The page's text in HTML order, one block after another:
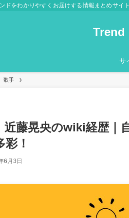
ドをわかりやすくお届けする情報まとめサイ
Trend
サ
歌手
近藤晃央のwiki経歴
！
6月3日